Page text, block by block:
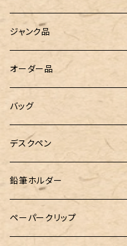
LOGステーショナリー
WATERMAN（ウォーターマン）
工房sokoharo（そこはろ）
Tempo Drop（テンポドロップ）
グラスマーカー
バッグハンガー
廃盤品 Ain シュタイン 0.2
ジャンク品
オーダー品
バッグ
&Liebe(アンドリーベ)
デスクペン
24季 スタビライズドウッド
鉛筆ホルダー
LOGステーショナリー
ペーパークリップ